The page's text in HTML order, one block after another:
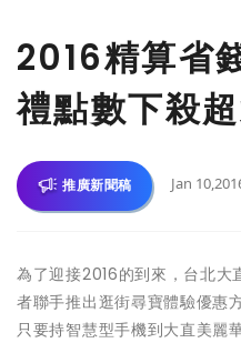
2016精算省
禮點數下殺
推廣新聞稿 Jan
為了迎接2016的到來，台北大
者聯手推出逛街尋寶體驗優惠
只要持智慧型手機到大直美麗